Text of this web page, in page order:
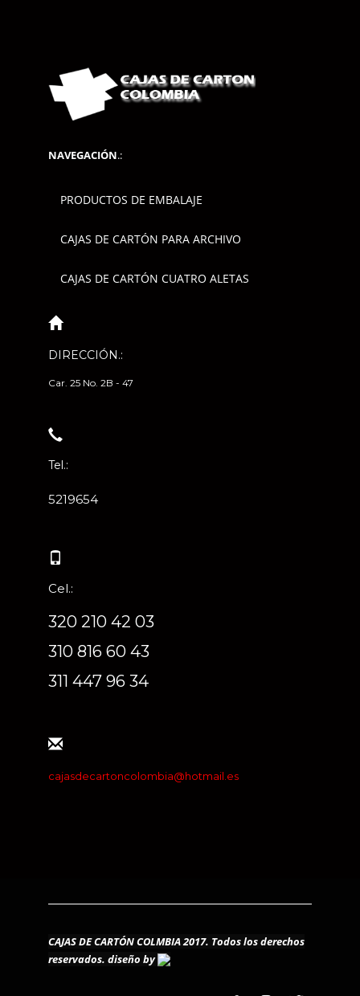
NAVEGACIÓN.:
PRODUCTOS DE EMBALAJE
CAJAS DE CARTÓN PARA ARCHIVO
CAJAS DE CARTÓN CUATRO ALETAS
DIRECCIÓN.:
Car. 25 No. 2B - 47
Tel.:
5219654
Cel.:
320 210 42 03
310 816 60 43
311 447 96 34
cajasdecartoncolombia@hotmail.es
CAJAS DE CARTÓN COLMBIA 2017. Todos los derechos
reservados. diseño by